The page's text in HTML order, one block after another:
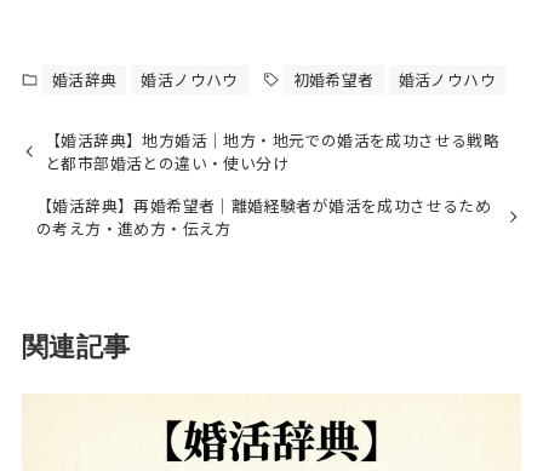
婚活辞典 婚活ノウハウ 初婚希望者 婚活ノウハウ
【婚活辞典】地方婚活｜地方・地元での婚活を成功させる戦略
と都市部婚活との違い・使い分け
【婚活辞典】再婚希望者｜離婚経験者が婚活を成功させるため
の考え方・進め方・伝え方
関連記事